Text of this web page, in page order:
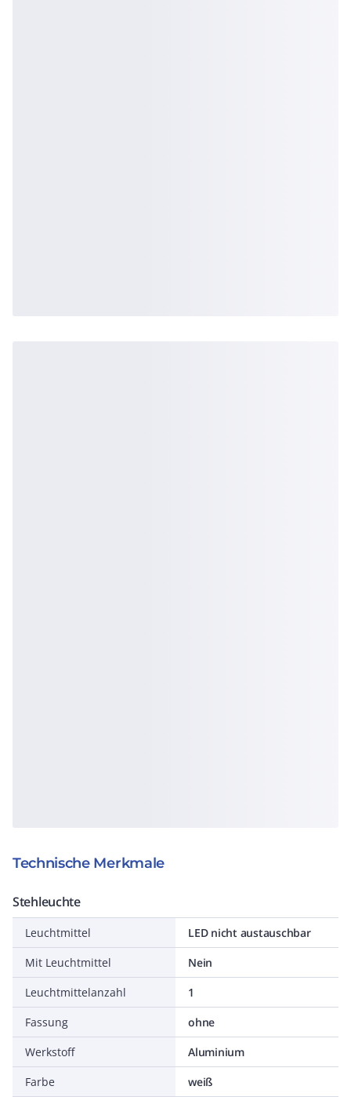
Technische Merkmale
Stehleuchte
Leuchtmittel
LED nicht austauschbar
Mit Leuchtmittel
Nein
Leuchtmittelanzahl
1
Fassung
ohne
Werkstoff
Aluminium
Farbe
weiß